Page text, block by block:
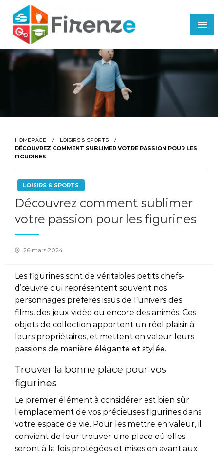
content
Firenze
HOMEPAGE
LOISIRS & SPORTS
DÉCOUVREZ COMMENT SUBLIMER VOTRE PASSION POUR LES
FIGURINES
LOISIRS & SPORTS
Découvrez comment sublimer
votre passion pour les figurines
Posted
26 mars 2024
Les figurines sont de véritables petits chefs-
d’œuvre qui représentent souvent nos
personnages préférés issus de l’univers des
films, des jeux vidéo ou encore des animés. Ces
objets de collection apportent un réel plaisir à
leurs propriétaires, et mettent en valeur leurs
passions de manière élégante et stylée.
Trouver la bonne place pour vos
figurines
Le premier élément à considérer est bien sûr
l’emplacement de vos précieuses figurines dans
votre espace de vie. Pour les mettre en valeur, il
convient de leur trouver une place où elles
seront à la fois protégées et mises en avant aux